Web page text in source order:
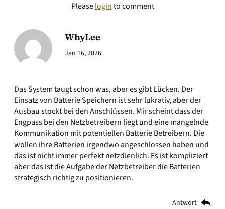
Pleaseloginto comment
WhyLee
Jan 16, 2026
Das System taugt schon was, aber es gibt Lücken. Der
Einsatz von Batterie Speichern ist sehr lukrativ, aber der
Ausbau stockt bei den Anschlüssen. Mir scheint dass der
Engpass bei den Netzbetreibern liegt und eine mangelnde
Kommunikation mit potentiellen Batterie Betreibern. Die
wollen ihre Batterien irgendwo angeschlossen haben und
das ist nicht immer perfekt netzdienlich. Es ist kompliziert
aber das ist die Aufgabe der Netzbetreiber die Batterien
strategisch richtig zu positionieren.
Antwort